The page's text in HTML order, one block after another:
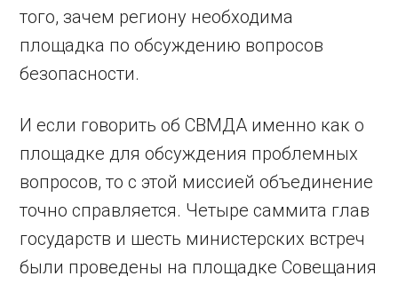
того, зачем региону необходима
площадка по обсуждению вопросов
безопасности.
И если говорить об СВМДА именно как о
площадке для обсуждения проблемных
вопросов, то с этой миссией объединение
точно справляется. Четыре саммита глав
государств и шесть министерских встреч
были проведены на площадке Совещания